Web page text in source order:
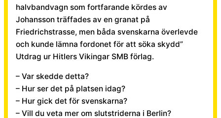
halvbandvagn som fortfarande kördes av
Johansson träffades av en granat på
Friedrichstrasse, men båda svenskarna överlevde
och kunde lämna fordonet för att söka skydd”
Utdrag ur Hitlers Vikingar SMB förlag.
– Var skedde detta?
– Hur ser det på platsen idag?
– Hur gick det för svenskarna?
– Vill du veta mer om slutstriderna i Berlin?